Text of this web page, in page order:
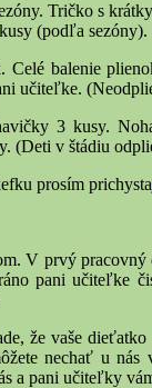
Tričko s
(podľa
balenie
učiteľke.
3 kusy.
(Deti v štádiu
prosím
V prvý
pani učiteľke
že vaše
nechať u nás
a pani učiteľky